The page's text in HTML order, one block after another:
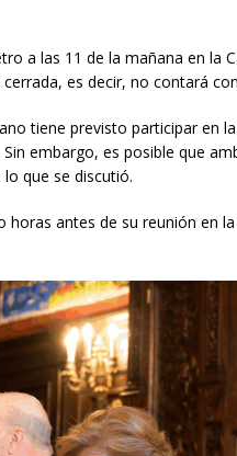
a las 11 de la mañana en la
es decir, no contará
tiene previsto participar en
embargo, es posible que
que se discutió.
antes de su reunión en la